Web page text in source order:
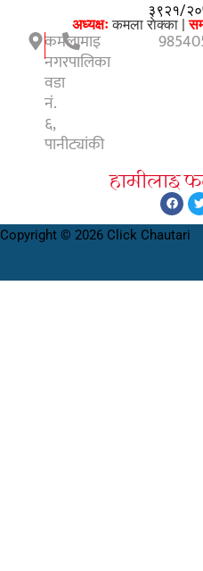
३९२१/
अध्यक्षःकमला राेक्का |
कमलामाइ
नगरपालिका
वडा
नं.
६,
पानीट्यांकी
हामीलाइ
Copyright © 2026 Click Chautari